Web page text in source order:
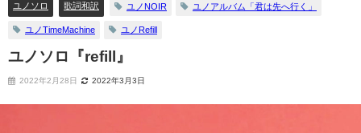
ユノソロ 歌詞和訳 ユノNOIR ユノアルバム「君は先へ行く」
ユノTimeMachine ユノRefill
ユノソロ『refill』
2022年2月28日 2022年3月3日